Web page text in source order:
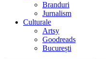
Branduri
Jurnalism
Culturale
Artsy
Goodreads
București